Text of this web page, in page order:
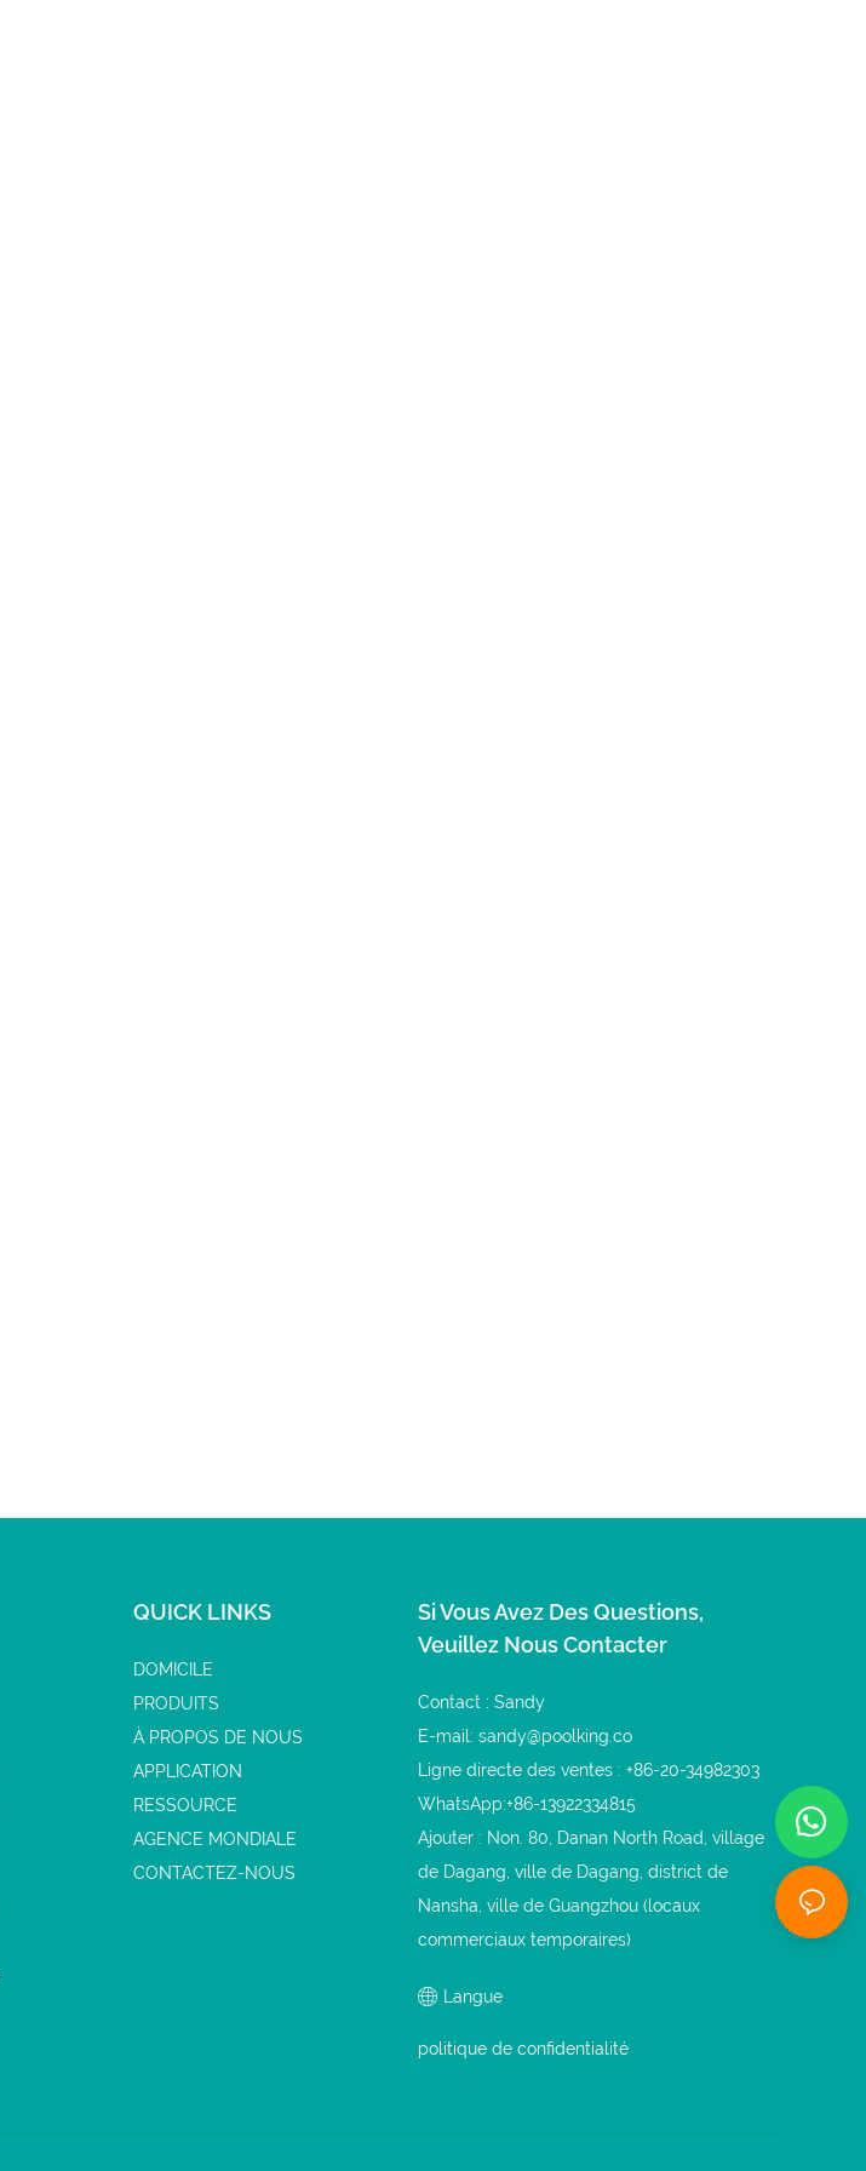
QUICK LINKS
DOMICILE
PRODUITS
À PROPOS DE NOUS
APPLICATION
RESSOURCE
AGENCE MONDIALE
CONTACTEZ-NOUS
Si Vous Avez Des Questions,
Veuillez Nous Contacter
Contact : Sandy
E-mail:sandy@poolking.co
Ligne directe des ventes : +86-20-34982303
WhatsApp:+86-13922334815
Ajouter : Non. 80, Danan North Road, village
de Dagang, ville de Dagang, district de
Nansha, ville de Guangzhou (locaux
commerciaux temporaires)
Langue
politique de confidentialité